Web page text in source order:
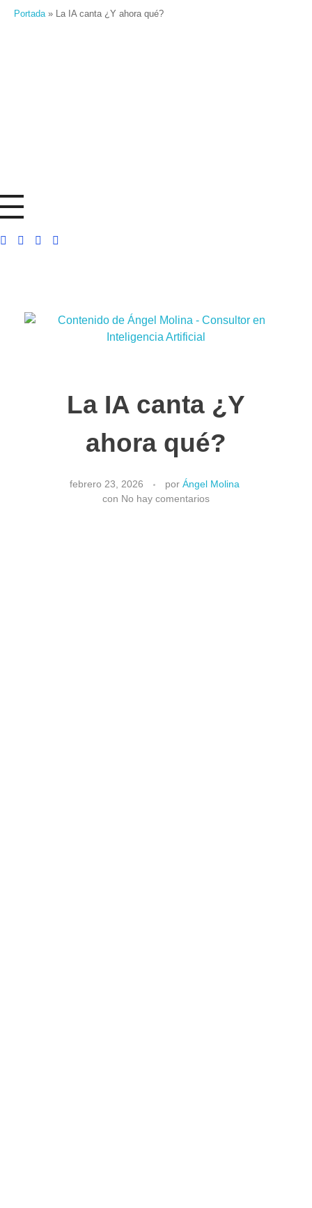
Portada» La IA canta ¿Y ahora qué?
La IA canta ¿Y
ahora qué?
febrero 23, 2026 por Ángel Molina
con No hay comentarios